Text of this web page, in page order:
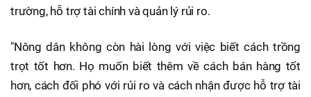
trường, hỗ trợ tài chính và quản lý rủi ro.
"Nông dân không còn hài lòng với việc biết cách trồng
trọt tốt hơn. Họ muốn biết thêm về cách bán hàng tốt
hơn, cách đối phó với rủi ro và cách nhận được hỗ trợ tài